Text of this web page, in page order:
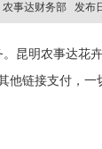
事达财务部 发布
昆明农事达
他链接支付，一